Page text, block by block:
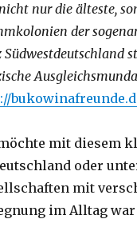
nur die älteste,
der
Südwestdeutschland
mit diesem
oder
mit
im Alltag